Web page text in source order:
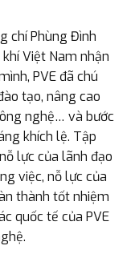
chí Phùng Đình
Việt Nam nhận
PVE đã chú
tạo, nâng cao
nghệ… và bước
khích lệ. Tập
lực của lãnh đạo
việc, nỗ lực của
thành tốt nhiệm
quốc tế của PVE